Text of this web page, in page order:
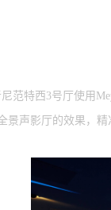
范特西3号厅使用
景声影厅的效果，